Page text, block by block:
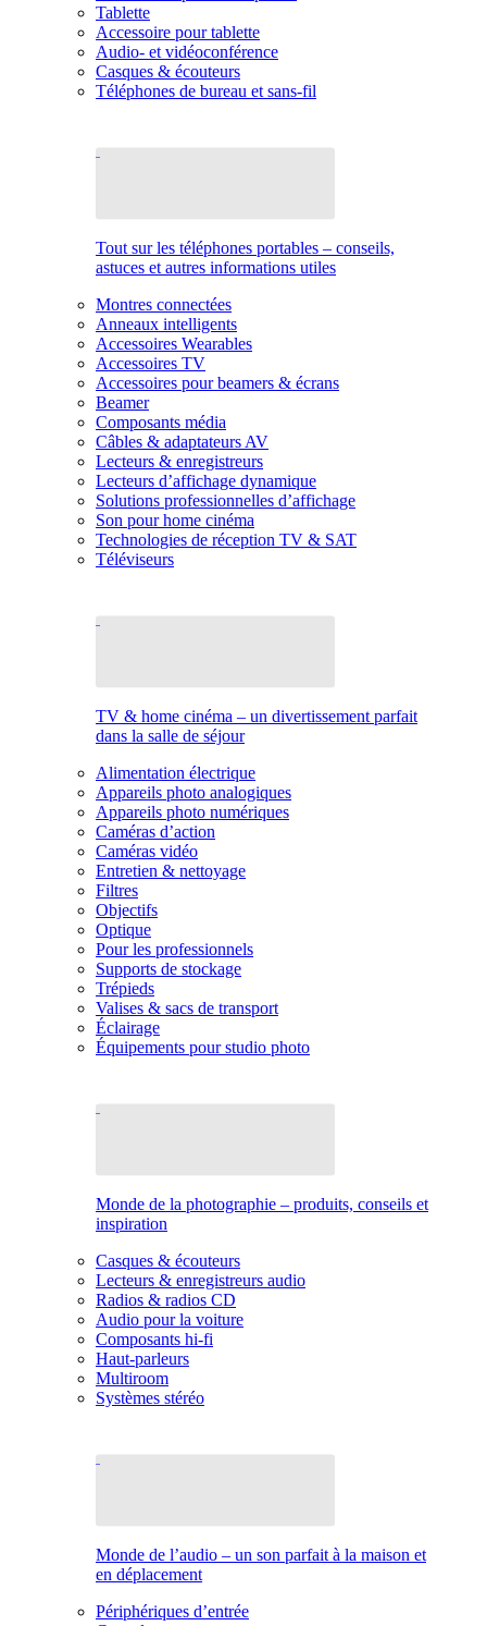
Tablette
Accessoire pour tablette
Audio- et vidéoconférence
Casques & écouteurs
Téléphones de bureau et sans-fil
Tout sur les téléphones portables – conseils,
astuces et autres informations utiles
Montres connectées
Anneaux intelligents
Accessoires Wearables
Accessoires TV
Accessoires pour beamers & écrans
Beamer
Composants média
Câbles & adaptateurs AV
Lecteurs & enregistreurs
Lecteurs d’affichage dynamique
Solutions professionnelles d’affichage
Son pour home cinéma
Technologies de réception TV & SAT
Téléviseurs
TV & home cinéma – un divertissement parfait
dans la salle de séjour
Alimentation électrique
Appareils photo analogiques
Appareils photo numériques
Caméras d’action
Caméras vidéo
Entretien & nettoyage
Filtres
Objectifs
Optique
Pour les professionnels
Supports de stockage
Trépieds
Valises & sacs de transport
Éclairage
Équipements pour studio photo
Monde de la photographie – produits, conseils et
inspiration
Casques & écouteurs
Lecteurs & enregistreurs audio
Radios & radios CD
Audio pour la voiture
Composants hi-fi
Haut-parleurs
Multiroom
Systèmes stéréo
Monde de l’audio – un son parfait à la maison et
en déplacement
Périphériques d’entrée